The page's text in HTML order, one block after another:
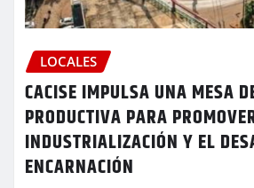
LOCALES
CACISE IMPULSA UNA MESA
PRODUCTIVA PARA
INDUSTRIALIZACIÓN Y EL
ENCARNACIÓN